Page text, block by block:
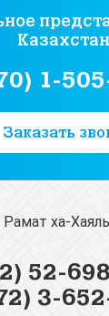
1-
Заказать
52-
3-
Рамат ха-